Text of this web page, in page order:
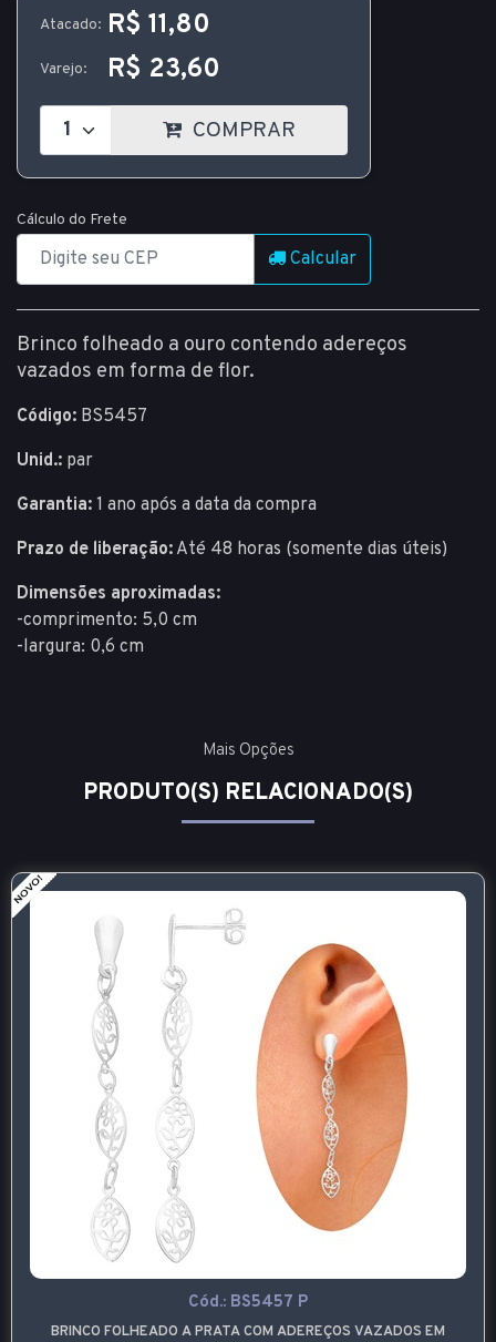
Atacado: R$ 11,80
Varejo: R$ 23,60
COMPRAR
Cálculo do Frete
Calcular
Brinco folheado a ouro contendo adereços
vazados em forma de flor.
Código: BS5457
Unid.: par
Garantia: 1 ano após a data da compra
Prazo de liberação: Até 48 horas (somente dias úteis)
Dimensões aproximadas:
-comprimento: 5,0 cm
-largura: 0,6 cm
Mais Opções
PRODUTO(S) RELACIONADO(S)
Cód.: BS5457 P
BRINCO FOLHEADO A PRATA COM ADEREÇOS VAZADOS EM